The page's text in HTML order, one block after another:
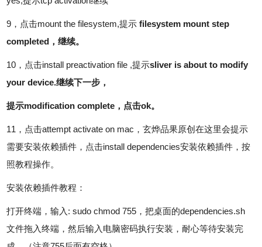
9，点击mount the filesystem,提示filesystem mount step
completed，继续。
10，点击install preactivation file ,提示sliver is about to modify
your device.继续下一步，
提示modification complete，点击ok。
11，点击attempt activate on mac，玄烨品果原创在这里会提示
需要安装依赖插件，点击install dependencies安装依赖插件，按
照教程操作。
安装依赖插件教程：
打开终端，输入: sudo chmod 755，把桌面的dependencies.sh
文件拖入终端，然后输入电脑密码执行安装，耐心等待安装完